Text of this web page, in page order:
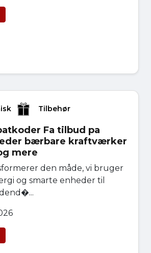
Tilbehør
Fa tilbud pa
bærbare kraftværker
mere
den måde, vi bruger
og smarte enheder til